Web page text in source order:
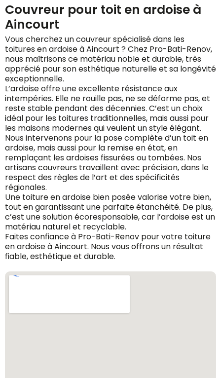
Couvreur pour toit en ardoise à
Aincourt
Vous cherchez un couvreur spécialisé dans les
toitures en ardoise à Aincourt ? Chez Pro-Bati-Renov,
nous maîtrisons ce matériau noble et durable, très
apprécié pour son esthétique naturelle et sa longévité
exceptionnelle.
L’ardoise offre une excellente résistance aux
intempéries. Elle ne rouille pas, ne se déforme pas, et
reste stable pendant des décennies. C’est un choix
idéal pour les toitures traditionnelles, mais aussi pour
les maisons modernes qui veulent un style élégant.
Nous intervenons pour la pose complète d’un toit en
ardoise, mais aussi pour la remise en état, en
remplaçant les ardoises fissurées ou tombées. Nos
artisans couvreurs travaillent avec précision, dans le
respect des règles de l’art et des spécificités
régionales.
Une toiture en ardoise bien posée valorise votre bien,
tout en garantissant une parfaite étanchéité. De plus,
c’est une solution écoresponsable, car l’ardoise est un
matériau naturel et recyclable.
Faites confiance à Pro-Bati-Renov pour votre toiture
en ardoise à Aincourt. Nous vous offrons un résultat
fiable, esthétique et durable.